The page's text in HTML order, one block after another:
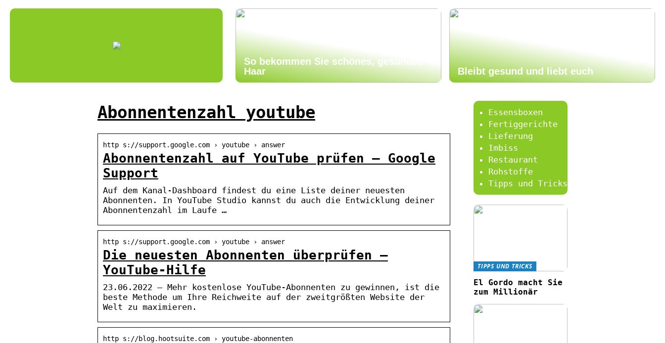
So bekommen Sie schönes, gesundes
Haar
Bleibt gesund und liebt euch
Abonnentenzahl youtube
http s://support.google.com › youtube › answer
Abonnentenzahl auf YouTube prüfen – Google
Support
Auf dem Kanal-Dashboard findest du eine Liste deiner neuesten
Abonnenten. In YouTube Studio kannst du auch die Entwicklung deiner
Abonnentenzahl im Laufe …
http s://support.google.com › youtube › answer
Die neuesten Abonnenten überprüfen –
YouTube-Hilfe
23.06.2022 — Mehr kostenlose YouTube-Abonnenten zu gewinnen, ist die
beste Methode um Ihre Reichweite auf der zweitgrößten Website der
Welt zu maximieren.
http s://blog.hootsuite.com › youtube-abonnenten
Essensboxen
Fertiggerichte
Lieferung
Imbiss
Restaurant
Rohstoffe
Tipps und Tricks
TIPPS UND TRICKS
El Gordo macht Sie
zum Millionär